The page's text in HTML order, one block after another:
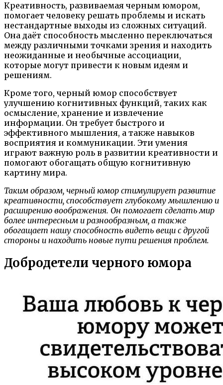
Креативность, развиваемая черным юмором,
помогает человеку решать проблемы и искать
нестандартные выходы из сложных ситуаций.
Она даёт способность мысленно переключаться
между различными точками зрения и находить
неожиданные и необычные ассоциации,
которые могут привести к новым идеям и
решениям.
Кроме того, черный юмор способствует
улучшению когнитивных функций, таких как
осмысление, хранение и извлечение
информации. Он требует быстрого и
эффективного мышления, а также навыков
восприятия и коммуникации. Эти умения
играют важную роль в развитии креативности и
помогают обогащать общую когнитивную
картину мира.
Таким образом, черный юмор стимулирует развитие
креативности, способствует глубокому мышлению и
расширению воображения. Он помогает сделать мир
более интересным и разнообразным, а также
обогащает нашу способность видеть вещи с другой
стороны и находить новые пути решения проблем.
Добродетели черного юмора